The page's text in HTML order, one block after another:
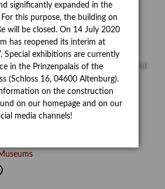
Peter Schnürpel Phelloplastik
Pohlhof
Rudi Lesser Ruth Wolf-Rehfeld
Skulptur
Sonderausstellung
Bildende Kunst
studioDIGITAL
Vermittlung Video
Videokunst
Weihnachten Werefkin
Wissenschaft
Wolf and Dog
– Kunstdetektivinnen im
significantly expanded in the
this purpose, the building on
will be closed. On 14 July 2020
has reopened its interim at
Special exhibitions are currently
in the Prinzenpalais of the
(Schloss 16, 04600 Altenburg).
on the construction
on our homepage and on our
media channels!